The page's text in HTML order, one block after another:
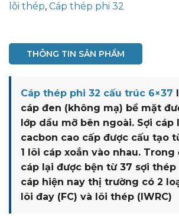
lõi thép, Cáp thép phi 32
THÔNG TIN SẢN PHẨM
Cáp thép phi 32 cấu trúc 6×37
cáp đen (không mạ) bề mặt
lớp dầu mỡ bên ngoài. Sợi
cacbon cao cấp được cấu tạo
1 lõi cáp xoắn vào nhau.
cáp lại được bện từ 37 sợi thép
cáp hiện nay thị trường có 2
lõi đay (FC) và lõi thép (IWRC)